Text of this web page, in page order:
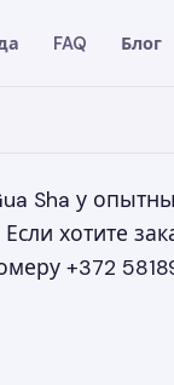
FAQ Блог
Sha у
хотите
+372